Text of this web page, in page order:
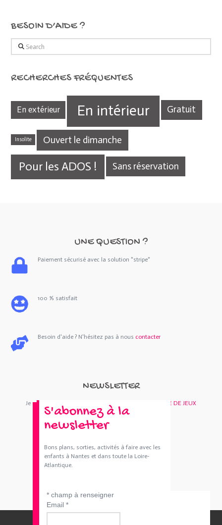
BESOIN D’AIDE ?
Search
RECHERCHES FRÉQUENTES
En extérieur En intérieur Gratuit
Insolite Ouvert le dimanche
Pour les ADOS ! Sans réservation
UNE QUESTION ?
Paiement sécurisé avec la solution "stripe"
100 % satisfait
Besoin d'aide ? N'hésitez pas à nous contacter
NEWSLETTER
Je m'abonne : Newsletter SORTIES 44 BOUTIQUE DE JEUX
S'abonnez à la
newsletter
Bons plans, sorties, activités à faire avec les
enfants à Nantes et dans toute la Loire-
Atlantique.
* champ à renseigner
Email *